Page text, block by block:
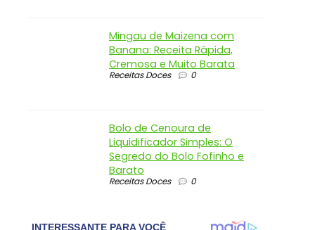
Mingau de Maizena com
Banana: Receita Rápida,
Cremosa e Muito Barata
Receitas Doces 0
Bolo de Cenoura de
Liquidificador Simples: O
Segredo do Bolo Fofinho e
Barato
Receitas Doces 0